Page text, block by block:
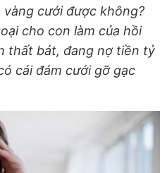
cưới được không?
cho con làm của hồi
thất bát, đang nợ tiền tỷ
cái đám cưới gỡ gạc